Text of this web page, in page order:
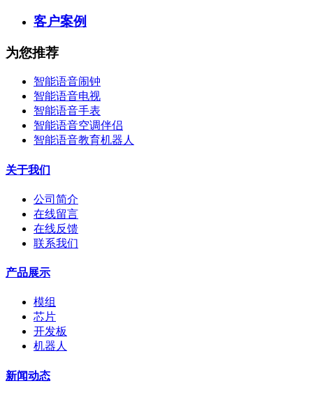
客户案例
为您推荐
智能语音闹钟
智能语音电视
智能语音手表
智能语音空调伴侣
智能语音教育机器人
关于我们
公司简介
在线留言
在线反馈
联系我们
产品展示
模组
芯片
开发板
机器人
新闻动态